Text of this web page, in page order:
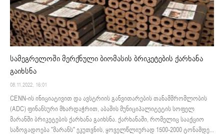
სამეგრელოში მერქნული ბიომასის ბრიკეტების ქარხანა
გაიხსნა
08.11.2022. 16:01
CENN-ის ინიციატივით და ავსტრიის განვითარების თანამშრომლობის
(ADC) ფინანსური მხარდაჭრით, აბაშის მუნიციპალიტეტის სოფელ
მარანში ბრიკეტების ქარხანა გაიხსნა. ქარხანაში, რომელიც სააქციო
საზოგადოება "მარანს" ეკუთვნის, ყოველწლიურად 1500-2000 ტონამდე...